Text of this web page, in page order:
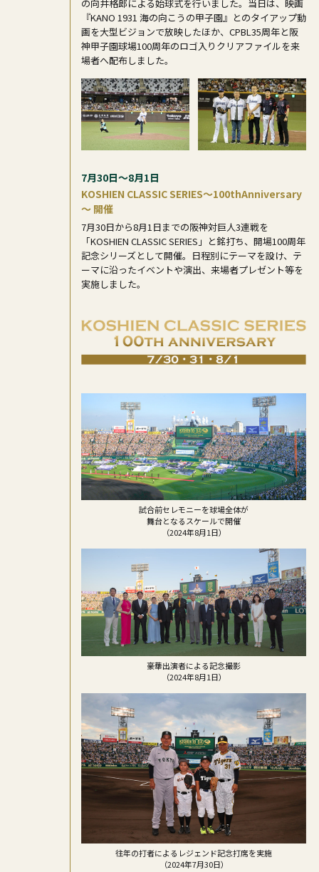
の向井格郎による始球式を行いました。当日は、映画
『KANO 1931 海の向こうの甲子園』とのタイアップ動
画を大型ビジョンで放映したほか、CPBL35周年と阪
神甲子園球場100周年のロゴ入りクリアファイルを来
場者へ配布しました。
7月30日～8月1日
KOSHIEN CLASSIC SERIES～100thAnniversary
～ 開催
7月30日から8月1日までの阪神対巨人3連戦を
「KOSHIEN CLASSIC SERIES」と銘打ち、開場100周年
記念シリーズとして開催。日程別にテーマを設け、テ
ーマに沿ったイベントや演出、来場者プレゼント等を
実施しました。
試合前セレモニーを球場全体が
舞台となるスケールで開催
（2024年8月1日）
豪華出演者による記念撮影
（2024年8月1日）
往年の打者によるレジェンド記念打席を実施
（2024年7月30日）